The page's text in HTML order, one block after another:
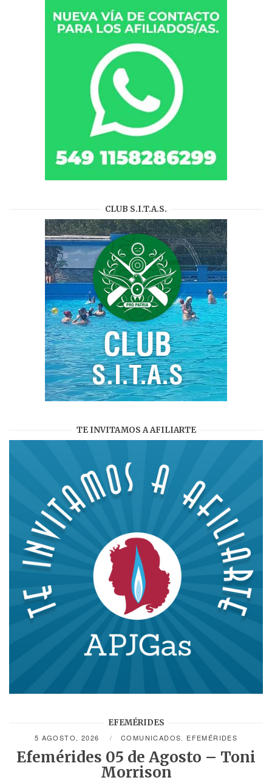
CLUB S.I.T.A.S.
TE INVITAMOS A AFILIARTE
EFEMÉRIDES
5 AGOSTO, 2026 COMUNICADOS EFEMÉRIDES
Efemérides 05 de Agosto – Toni
Morrison